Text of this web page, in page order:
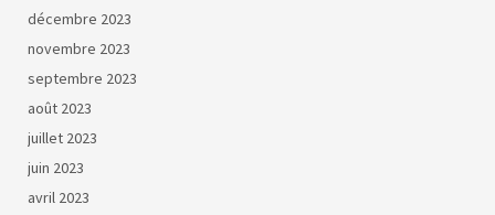
décembre 2023
novembre 2023
septembre 2023
août 2023
juillet 2023
juin 2023
avril 2023